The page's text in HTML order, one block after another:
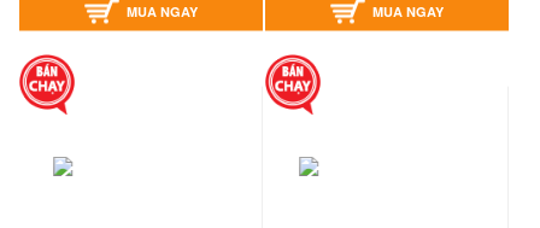
MUA NGAY MUA NGAY